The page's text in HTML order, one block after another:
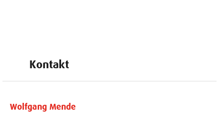
Kontakt
Wolfgang Mende